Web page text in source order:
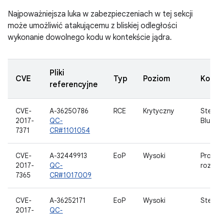
Najpoważniejsza luka w zabezpieczeniach w tej sekcji
może umożliwić atakującemu z bliskiej odległości
wykonanie dowolnego kodu w kontekście jądra.
CVE
Pliki
referencyjne
Typ Poziom
CVE-
2017-
7371
A-36250786
QC-
CR#1101054
RCE Krytyczny
CVE-
2017-
7365
A-32449913
QC-
CR#1017009
EoP Wysoki
CVE-
2017-
A-36252171
QC-
EoP Wysoki